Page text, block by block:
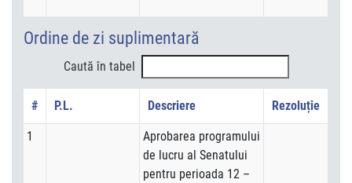
Ordine de zi suplimentară
Caută în tabel
# P.L. Descriere Rezoluție
1
Aprobarea programului
de lucru al Senatului
pentru perioada 12 –